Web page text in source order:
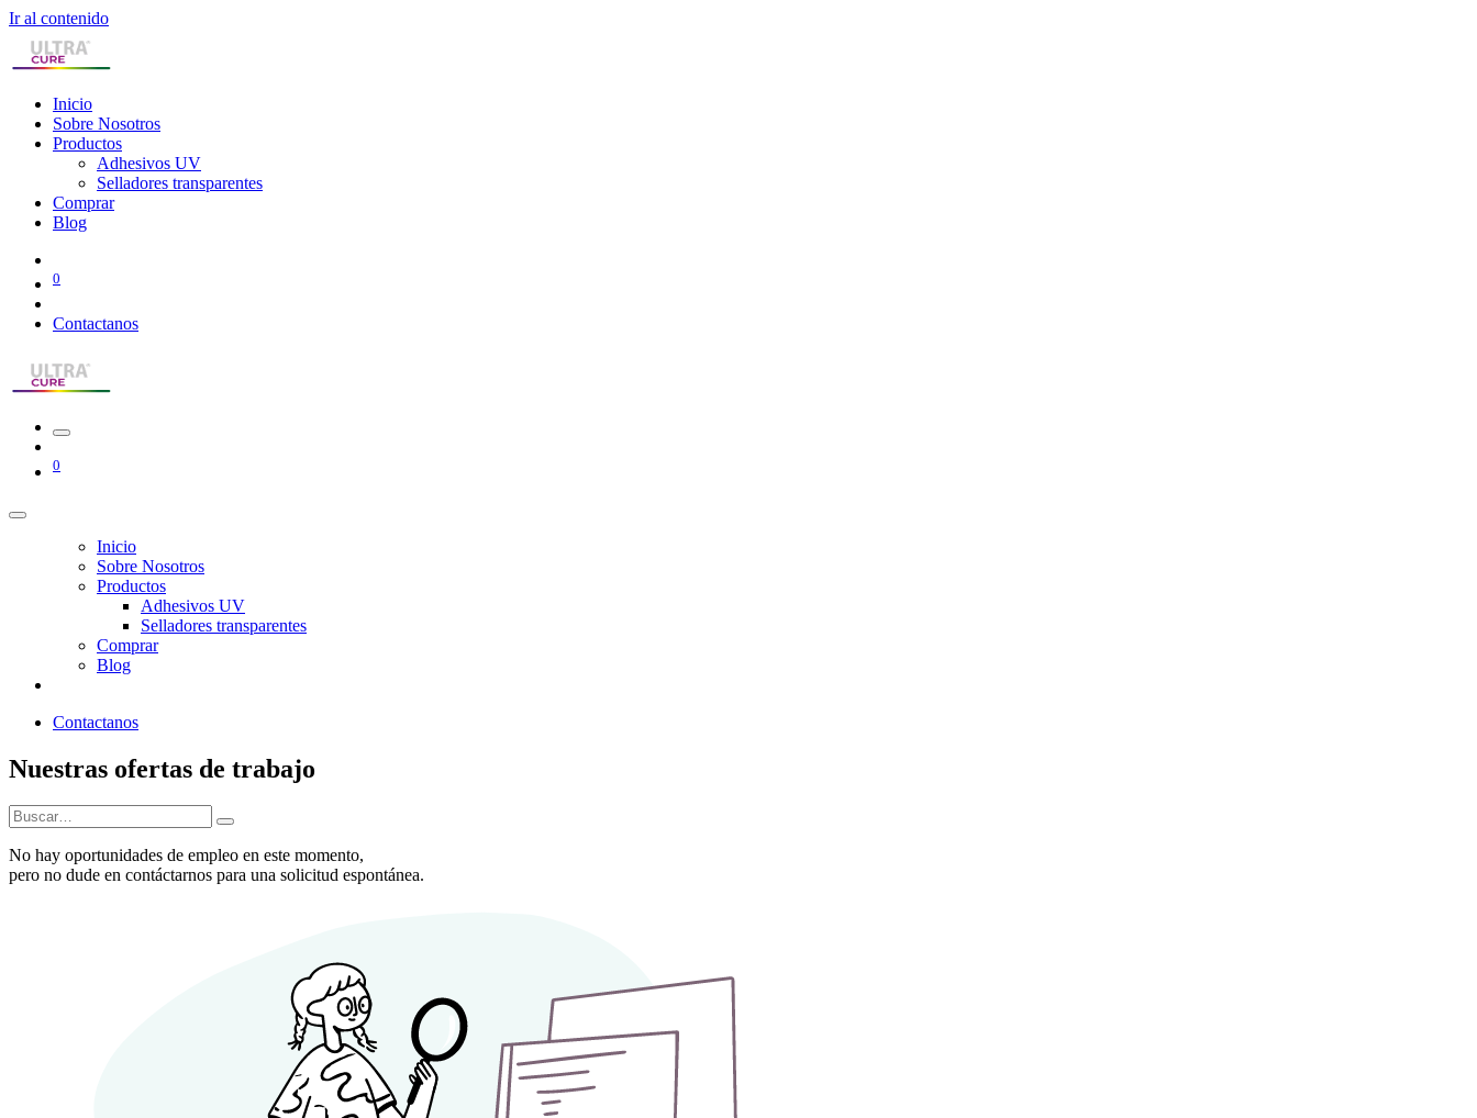
Ir al contenido
Inicio
Sobre Nosotros
Productos
Adhesivos UV
Selladores transparentes
Comprar
Blog
0
Contactanos
0
Inicio
Sobre Nosotros
Productos
Adhesivos UV
Selladores transparentes
Comprar
Blog
Contactanos
Nuestras ofertas de trabajo
No hay oportunidades de empleo en este momento,
pero no dude en contáctarnos para una solicitud espontánea.